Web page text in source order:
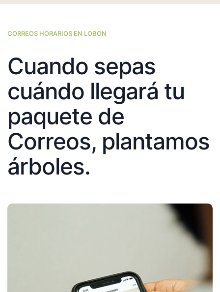
CORREOS HORARIOS EN LOBON
Cuando sepas
cuándo llegará tu
paquete de
Correos, plantamos
árboles.